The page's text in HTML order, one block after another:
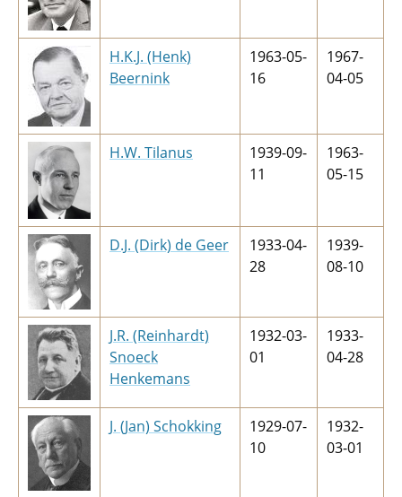
H.K.J. (Henk)
Beernink
1963-05-
16
1967-
04-05
H.W. Tilanus
1939-09-
11
1963-
05-15
D.J. (Dirk) de Geer
1933-04-
28
1939-
08-10
J.R. (Reinhardt)
Snoeck
Henkemans
1932-03-
01
1933-
04-28
J. (Jan) Schokking
1929-07-
10
1932-
03-01